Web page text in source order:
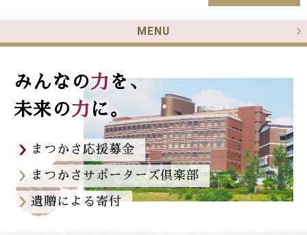
MENU
「まつかさ応援募金」に込めた想い
ご協力のお願い
趣旨・要項
返礼品のご案内（期間限定）
まつかさ応援募金
みんなの力を、
未来の力 に。
まつかさ応援募金
まつかさサポーターズ倶楽部
遺贈による寄付